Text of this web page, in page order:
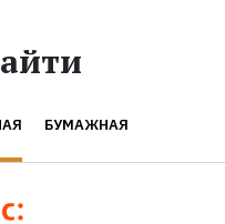
БУМАЖНАЯ